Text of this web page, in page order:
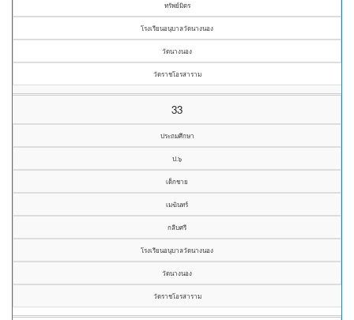
ทรัพย์มิตร
โรงเรียนอนุบาลวัดนางนอง
วัดนางนอง
วัดราชโอรสาราม
33
ประถมศึกษา
ป.๖
เด็กชาย
เมฆินทร์
กลีบศรี
โรงเรียนอนุบาลวัดนางนอง
วัดนางนอง
วัดราชโอรสาราม